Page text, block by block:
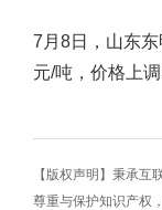
7月8日，山东
元/吨，价格上调
【版权声明】秉承
尊重与保护知识产权